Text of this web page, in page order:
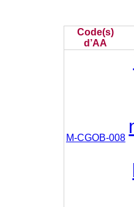
Code(s)
d’AA
M-CGOB-008